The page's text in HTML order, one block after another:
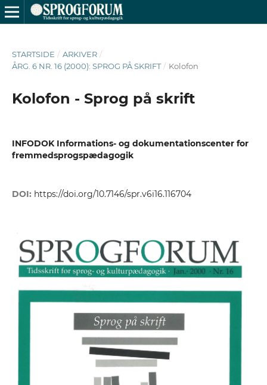
STARTSIDE / ARKIVER /
ÅRG. 6 NR. 16 (2000): SPROG PÅ SKRIFT / Kolofon
Kolofon - Sprog på skrift
INFODOK Informations- og dokumentationscenter for
fremmedsprogspædagogik
DOI: https://doi.org/10.7146/spr.v6i16.116704